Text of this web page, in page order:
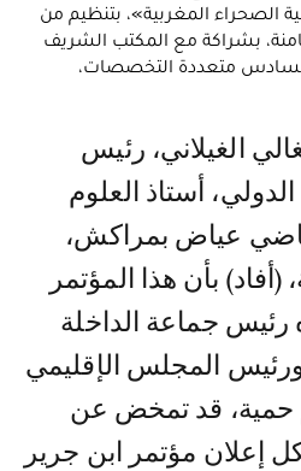
الصحراء المغربية»، بتنظيم من
بشراكة مع المكتب الشريف
متعددة التخصصات،
أستاذ العلوم
عياض بمراكش،
بأن هذا المؤتمر
جماعة الداخلة
المجلس الإقليمي
حمية، قد تمخض عن
إعلان مؤتمر ابن جرير